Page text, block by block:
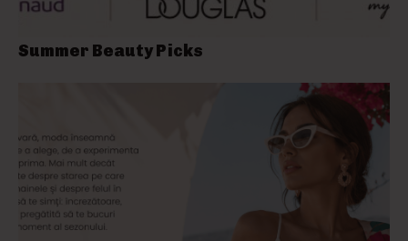
Summer Beauty Picks